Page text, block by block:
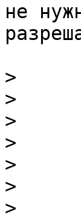
не
>
>
>
>
>
>
>